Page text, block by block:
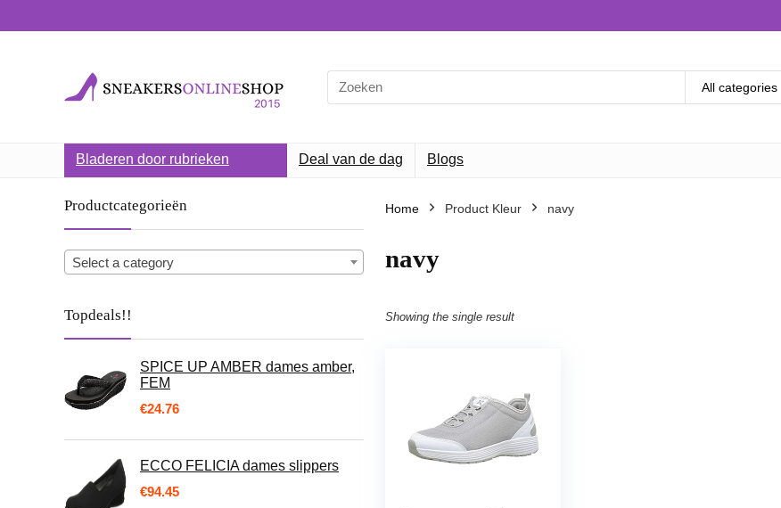
Search
for:
All categories
Bladeren door rubrieken Deal van de dag Blogs
Productcategorieën
Select a category
Topdeals!!
SPICE UP AMBER dames amber,
FEM
€24.76
ECCO FELICIA dames slippers
€94.45
Home Product Kleur navy
navy
Showing the single result